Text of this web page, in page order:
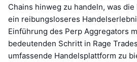
Chains hinweg zu handeln, was
ein reibungsloseres
Einführung des Perp Aggregators
bedeutenden Schritt in Rage
umfassende Handelsplattform zu